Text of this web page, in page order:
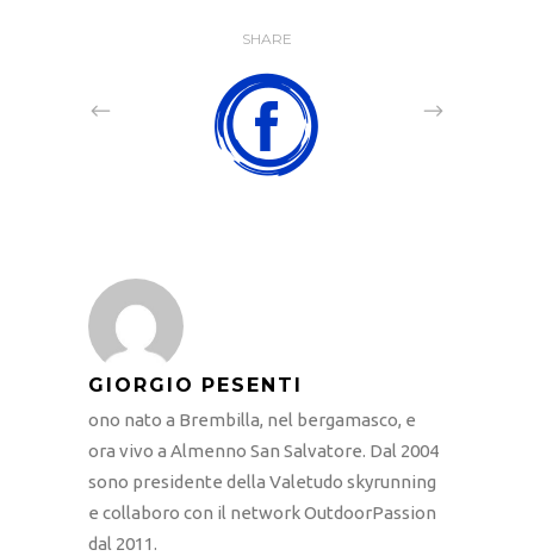
SHARE
GIORGIO PESENTI
ono nato a Brembilla, nel bergamasco, e
ora vivo a Almenno San Salvatore. Dal 2004
sono presidente della Valetudo skyrunning
e collaboro con il network OutdoorPassion
dal 2011.